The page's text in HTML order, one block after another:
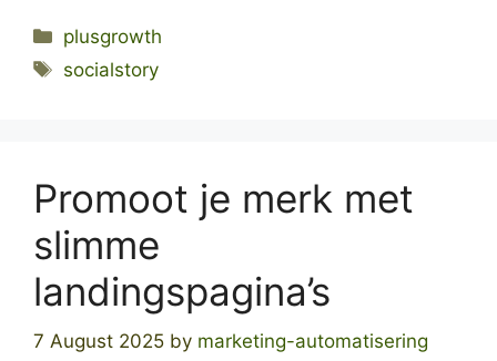
Categories
plusgrowth
Tags
socialstory
Promoot je merk met
slimme
landingspagina’s
7 August 2025 by marketing-automatisering